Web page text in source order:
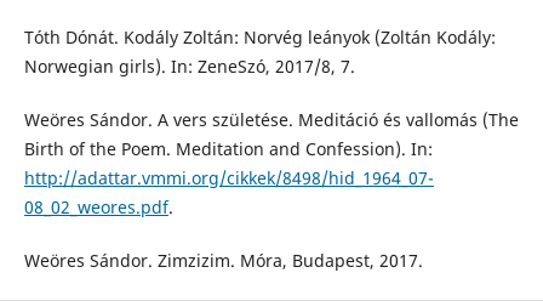
Tóth Dónát. Kodály Zoltán: Norvég leányok (Zoltán Kodály:
Norwegian girls). In: ZeneSzó, 2017/8, 7.
Weöres Sándor. A vers születése. Meditáció és vallomás (The
Birth of the Poem. Meditation and Confession). In:
http://adattar.vmmi.org/cikkek/8498/hid_1964_07-
08_02_weores.pdf.
Weöres Sándor. Zimzizim. Móra, Budapest, 2017.